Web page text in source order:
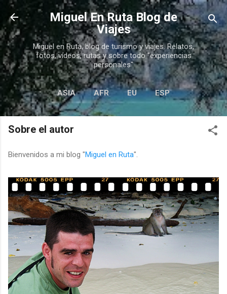
Ir al contenido principal
Miguel En Ruta Blog de
Viajes
Miguel en Ruta, blog de turismo y viajes. Relatos,
fotos, vídeos, rutas y sobre todo "experiencias
personales"
ASIA AFR EU ESP
MÁS… AMÉRICA
Sobre el autor
Bienvenidos a mi blog "Miguel en Ruta".